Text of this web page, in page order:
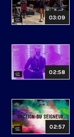
03:09
02:58
02:57